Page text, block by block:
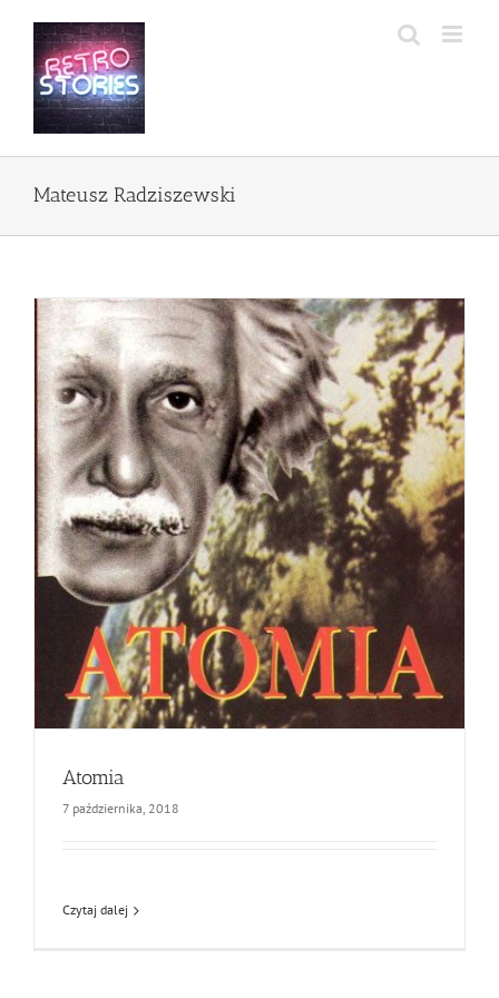
zawartości
Mateusz Radziszewski
Atomia
7 października, 2018
Czytaj dalej